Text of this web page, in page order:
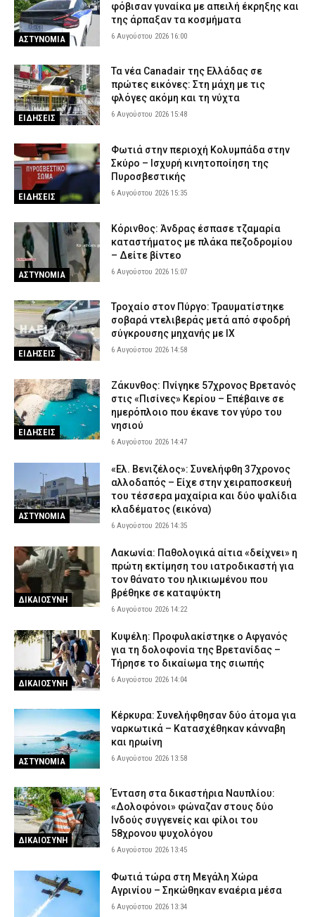
ΑΣΤΥΝΟΜΙΑ
φόβισαν γυναίκα με απειλή έκρηξης και
της άρπαξαν τα κοσμήματα
6 Αυγούστου 2026 16:00
ΕΙΔΗΣΕΙΣ
Τα νέα Canadair της Ελλάδας σε
πρώτες εικόνες: Στη μάχη με τις
φλόγες ακόμη και τη νύχτα
6 Αυγούστου 2026 15:48
ΕΙΔΗΣΕΙΣ
Φωτιά στην περιοχή Κολυμπάδα στην
Σκύρο – Ισχυρή κινητοποίηση της
Πυροσβεστικής
6 Αυγούστου 2026 15:35
ΑΣΤΥΝΟΜΙΑ
Κόρινθος: Άνδρας έσπασε τζαμαρία
καταστήματος με πλάκα πεζοδρομίου
– Δείτε βίντεο
6 Αυγούστου 2026 15:07
ΕΙΔΗΣΕΙΣ
Τροχαίο στον Πύργο: Τραυματίστηκε
σοβαρά ντελιβεράς μετά από σφοδρή
σύγκρουσης μηχανής με ΙΧ
6 Αυγούστου 2026 14:58
ΕΙΔΗΣΕΙΣ
Ζάκυνθος: Πνίγηκε 57χρονος Βρετανός
στις «Πισίνες» Κερίου – Επέβαινε σε
ημερόπλοιο που έκανε τον γύρο του
νησιού
6 Αυγούστου 2026 14:47
ΑΣΤΥΝΟΜΙΑ
«Ελ. Βενιζέλος»: Συνελήφθη 37χρονος
αλλοδαπός – Είχε στην χειραποσκευή
του τέσσερα μαχαίρια και δύο ψαλίδια
κλαδέματος (εικόνα)
6 Αυγούστου 2026 14:35
ΔΙΚΑΙΟΣΥΝΗ
Λακωνία: Παθολογικά αίτια «δείχνει» η
πρώτη εκτίμηση του ιατροδικαστή για
τον θάνατο του ηλικιωμένου που
βρέθηκε σε καταψύκτη
6 Αυγούστου 2026 14:22
ΔΙΚΑΙΟΣΥΝΗ
Κυψέλη: Προφυλακίστηκε ο Αφγανός
για τη δολοφονία της Βρετανίδας –
Τήρησε το δικαίωμα της σιωπής
6 Αυγούστου 2026 14:04
ΑΣΤΥΝΟΜΙΑ
Κέρκυρα: Συνελήφθησαν δύο άτομα για
ναρκωτικά – Κατασχέθηκαν κάνναβη
και ηρωίνη
6 Αυγούστου 2026 13:58
ΔΙΚΑΙΟΣΥΝΗ
Ένταση στα δικαστήρια Ναυπλίου:
«Δολοφόνοι» φώναζαν στους δύο
Ινδούς συγγενείς και φίλοι του
58χρονου ψυχολόγου
6 Αυγούστου 2026 13:45
Φωτιά τώρα στη Μεγάλη Χώρα
Αγρινίου – Σηκώθηκαν εναέρια μέσα
6 Αυγούστου 2026 13:34